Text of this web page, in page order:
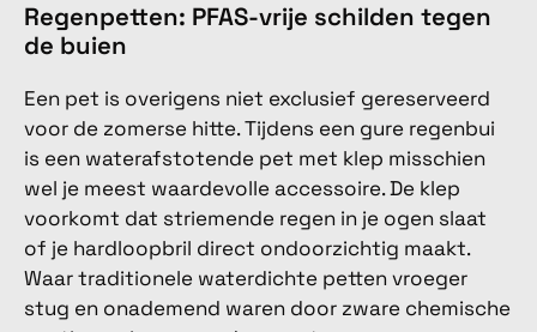
Regenpetten: PFAS-vrije schilden tegen
de buien
Een pet is overigens niet exclusief gereserveerd
voor de zomerse hitte. Tijdens een gure regenbui
is een waterafstotende pet met klep misschien
wel je meest waardevolle accessoire. De klep
voorkomt dat striemende regen in je ogen slaat
of je hardloopbril direct ondoorzichtig maakt.
Waar traditionele waterdichte petten vroeger
stug en onademend waren door zware chemische